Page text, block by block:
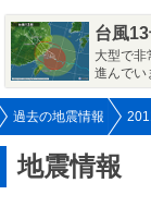
台風
大型で非
進んでい
過去の地震情報
地震情報